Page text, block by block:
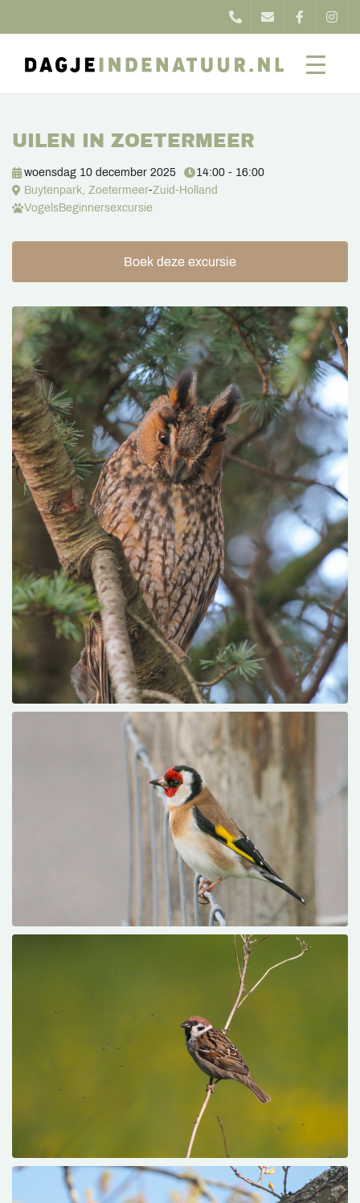
UILEN IN ZOETERMEER
woensdag 10 december 2025
14:00 - 16:00
Buytenpark, Zoetermeer-Zuid-Holland
VogelsBeginnersexcursie
Boek deze excursie